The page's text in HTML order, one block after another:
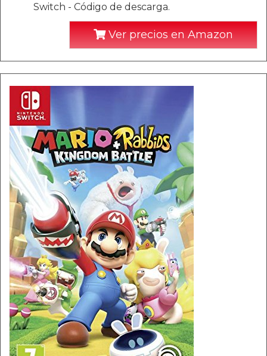
Switch - Código de descarga.
Ver precios en Amazon